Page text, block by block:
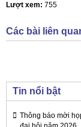
Lượt xem: 755
Các bài liên
Tin nổi bật
Thông báo mời